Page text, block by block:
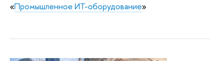
«Промышленное ИТ-оборудование»